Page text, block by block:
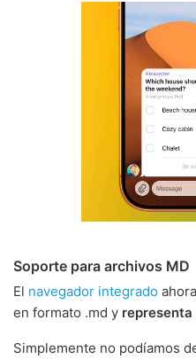
Soporte para archivos MD
El navegador integrado
en formato .md y
Simplemente no podíamos